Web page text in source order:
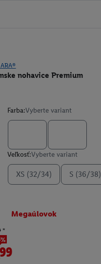
nohavice Premium
Farba:Vyberte variant
Veľkosť:Vyberte variant
XS (32/34) S (36/38)
Megaúlovok
*